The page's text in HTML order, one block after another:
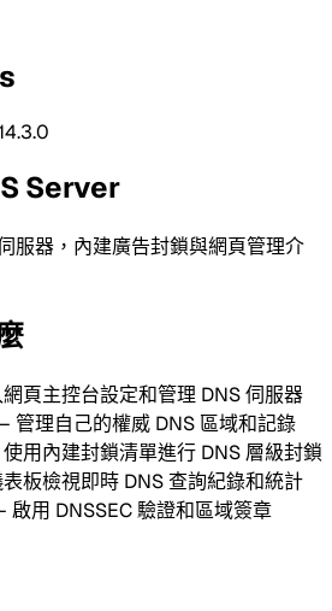
Server
服器，內建廣告封鎖與網頁管理介
頁主控台設定和管理 DNS 伺服器
管理自己的權威 DNS 區域和記錄
用內建封鎖清單進行 DNS 層級封鎖
板檢視即時 DNS 查詢紀錄和統計
啟用 DNSSEC 驗證和區域簽章